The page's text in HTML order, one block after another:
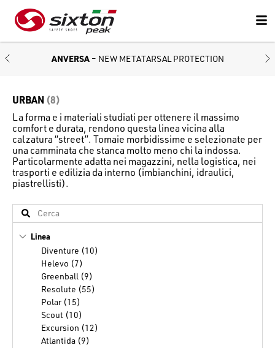
ANVERSA – NEW METATARSAL PROTECTION
URBAN (8)
La forma e i materiali studiati per ottenere il massimo
comfort e durata, rendono questa linea vicina alla
calzatura “street”. Tomaie morbidissime e selezionate per
una camminata che stanca molto meno chi la indossa.
Particolarmente adatta nei magazzini, nella logistica, nei
trasporti e edilizia da interno (imbianchini, idraulici,
piastrellisti).
Linea
Diventure (10)
Helevo (7)
Greenball (9)
Resolute (55)
Polar (15)
Scout (10)
Excursion (12)
Atlantida (9)